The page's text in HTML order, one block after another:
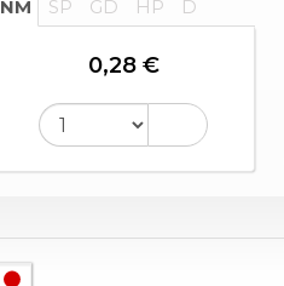
NM SP GD HP D
0,28 €